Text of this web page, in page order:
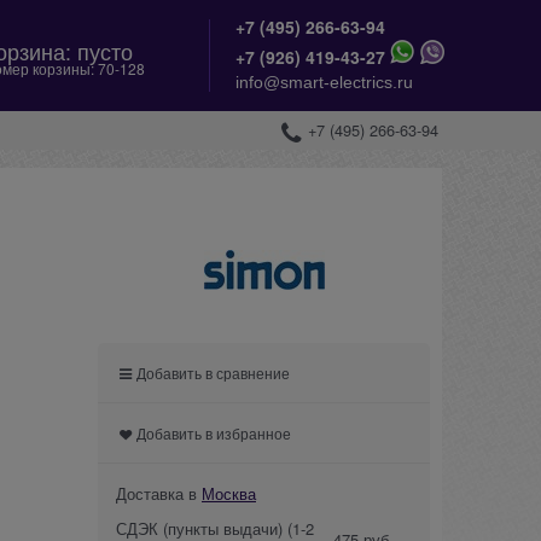
пусто
корзины: 70-128
+7 (495) 266-63-94
+7 (926) 419-43-27
info@smart-electrics.ru
+7 (495) 266-63-94
Добавить в сравнение
Добавить в избранное
Доставка в Москва
СДЭК (пункты выдачи) (1-2